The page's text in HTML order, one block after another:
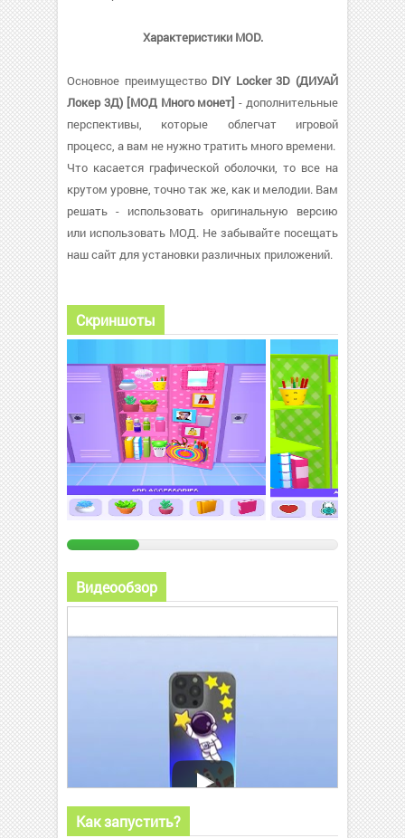
Характеристики MOD.
Основное преимущество DIY Locker 3D (ДИУАЙ
Локер 3Д) [МОД Много монет] - дополнительные
перспективы, которые облегчат игровой
процесс, а вам не нужно тратить много времени.
Что касается графической оболочки, то все на
крутом уровне, точно так же, как и мелодии. Вам
решать - использовать оригинальную версию
или использовать МОД. Не забывайте посещать
наш сайт для установки различных приложений.
Скриншоты
Видеообзор
Как запустить?